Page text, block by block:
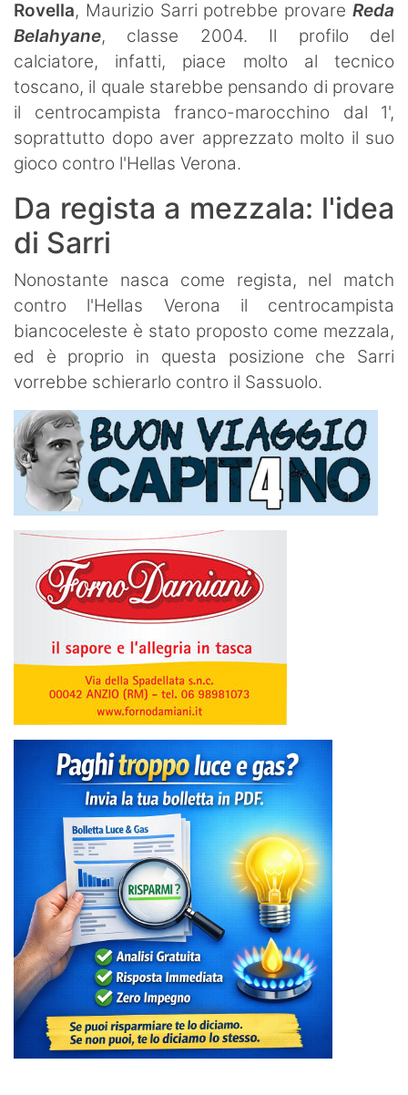
Rovella, Maurizio Sarri potrebbe provare Reda
Belahyane, classe 2004. Il profilo del
calciatore, infatti, piace molto al tecnico
toscano, il quale starebbe pensando di provare
il centrocampista franco-marocchino dal 1',
soprattutto dopo aver apprezzato molto il suo
gioco contro l'Hellas Verona.
Da regista a mezzala: l'idea
di Sarri
Nonostante nasca come regista, nel match
contro l'Hellas Verona il centrocampista
biancoceleste è stato proposto come mezzala,
ed è proprio in questa posizione che Sarri
vorrebbe schierarlo contro il Sassuolo.